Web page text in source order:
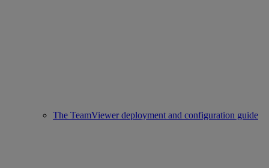
The TeamViewer deployment and configuration guide